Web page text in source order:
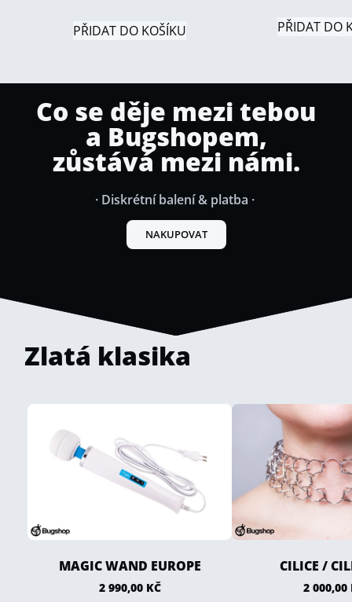
PŘIDAT DO KOŠÍKU PŘIDAT DO
Co se děje mezi tebou
a Bugshopem,
zůstává mezi námi.
· Diskrétní balení & platba ·
NAKUPOVAT
Zlatá klasika
MAGIC WAND EUROPE
2 990,00 KČ
CILICE /
2 000,00